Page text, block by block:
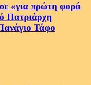
«για πρώτη φορά
Πατριάρχη
Τάφο